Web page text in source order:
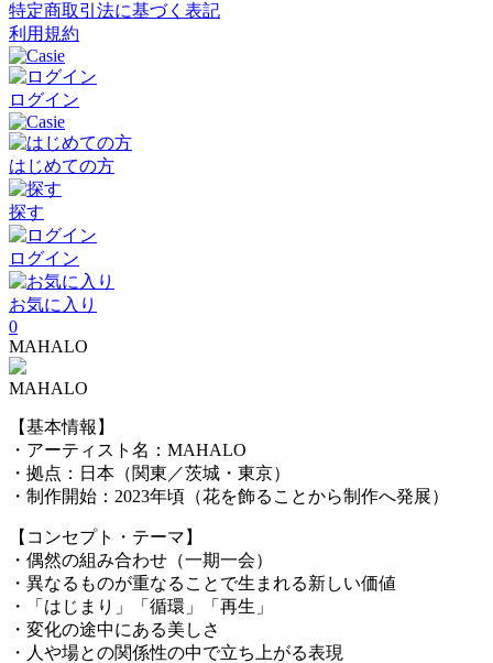
特定商取引法に基づく表記
利用規約
ログイン
はじめての方
探す
ログイン
お気に入り
0
MAHALO
MAHALO
【基本情報】
・アーティスト名：MAHALO
・拠点：日本（関東／茨城・東京）
・制作開始：2023年頃（花を飾ることから制作へ発展）
【コンセプト・テーマ】
・偶然の組み合わせ（一期一会）
・異なるものが重なることで生まれる新しい価値
・「はじまり」「循環」「再生」
・変化の途中にある美しさ
・人や場との関係性の中で立ち上がる表現